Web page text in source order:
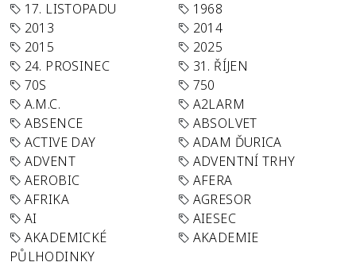
17. LISTOPADU
1968
2013
2014
2015
2025
24. PROSINEC
31. ŘÍJEN
70S
750
A.M.C.
A2LARM
ABSENCE
ABSOLVET
ACTIVE DAY
ADAM ĎURICA
ADVENT
ADVENTNÍ TRHY
AEROBIC
AFERA
AFRIKA
AGRESOR
AI
AIESEC
AKADEMICKÉ
PŮLHODINKY
AKADEMIE